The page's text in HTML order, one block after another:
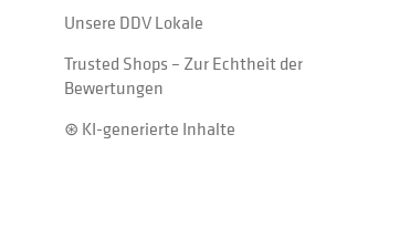
Unsere DDV Lokale
Trusted Shops – Zur Echtheit der
Bewertungen
⊛ KI-generierte Inhalte